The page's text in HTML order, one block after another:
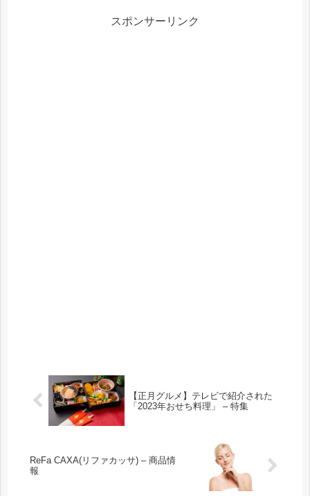
スポンサーリンク
【正月グルメ】テレビで紹介された
「2023年おせち料理」 – 特集
ReFa CAXA(リファカッサ) – 商品情
報